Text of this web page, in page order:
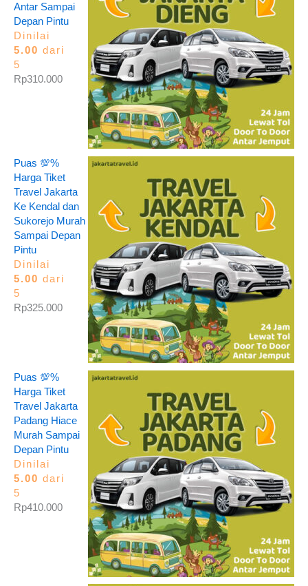
Antar Sampai
Depan Pintu
Dinilai
5.00 dari
5
Rp310.000
Puas 💯%
Harga Tiket
Travel Jakarta
Ke Kendal dan
Sukorejo Murah
Sampai Depan
Pintu
Dinilai
5.00 dari
5
Rp325.000
Puas 💯%
Harga Tiket
Travel Jakarta
Padang Hiace
Murah Sampai
Depan Pintu
Dinilai
5.00 dari
5
Rp410.000